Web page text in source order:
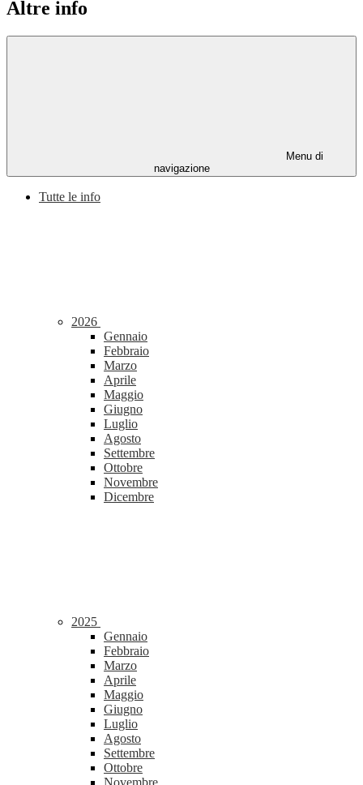
Altre info
Menu di
navigazione
Tutte le info
2026
Gennaio
Febbraio
Marzo
Aprile
Maggio
Giugno
Luglio
Agosto
Settembre
Ottobre
Novembre
Dicembre
2025
Gennaio
Febbraio
Marzo
Aprile
Maggio
Giugno
Luglio
Agosto
Settembre
Ottobre